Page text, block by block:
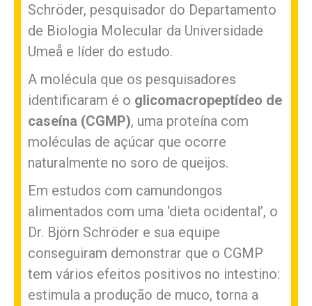
Schröder, pesquisador do Departamento
de Biologia Molecular da Universidade
Umeå e líder do estudo.
A molécula que os pesquisadores
identificaram é o glicomacropeptídeo de
caseína (CGMP), uma proteína com
moléculas de açúcar que ocorre
naturalmente no soro de queijos.
Em estudos com camundongos
alimentados com uma ‘dieta ocidental’, o
Dr. Björn Schröder e sua equipe
conseguiram demonstrar que o CGMP
tem vários efeitos positivos no intestino:
estimula a produção de muco, torna a